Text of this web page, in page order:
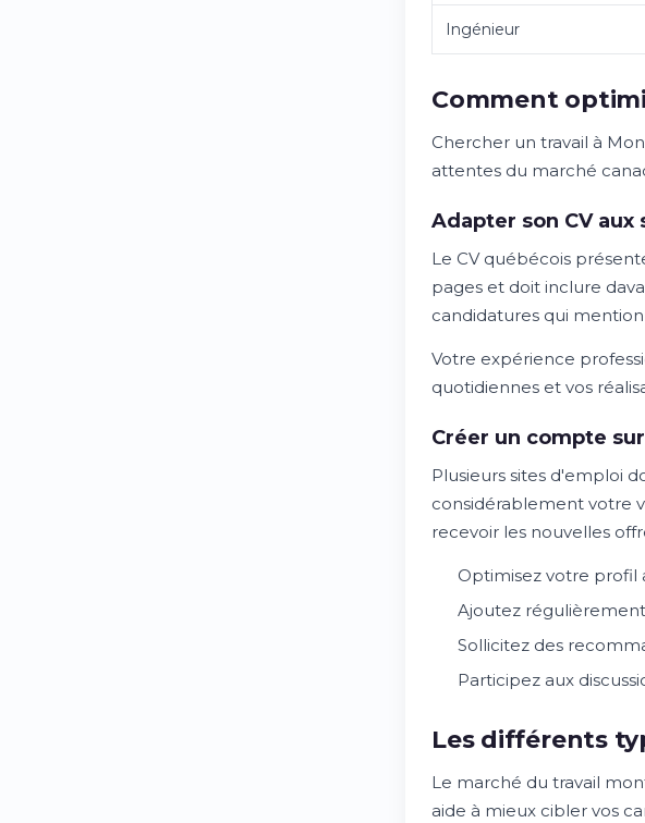
Ingénieur
Comment
Chercher un travail à
attentes du marché
Adapter son CV
Le CV québécois
pages et doit inclure
candidatures qui
Votre expérience
quotidiennes et vos
Créer un compte
Plusieurs sites d'emploi
considérablement votre
recevoir les nouvelles
Optimisez votre profil
Ajoutez
Sollicitez des
Participez aux
Les différents
Le marché du travail
aide à mieux cibler vos